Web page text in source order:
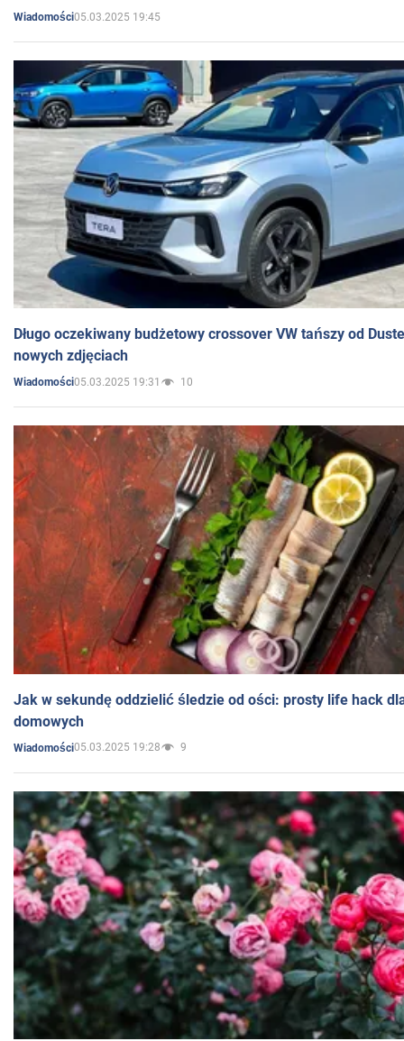
Wiadomości05.03.2025 19:45
Długo oczekiwany budżetowy crossover VW tańszy od
nowych zdjęciach
Wiadomości05.03.2025 19:31 10
Jak w sekundę oddzielić śledzie od ości: prosty life hack
domowych
Wiadomości05.03.2025 19:28 9